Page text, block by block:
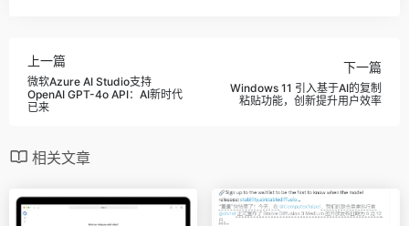
上一篇
微软Azure AI Studio支持
OpenAI GPT-4o API：AI新时代
已来
下一篇
Windows 11 引入基于AI的复制
粘贴功能，创新提升用户效率
相关文章